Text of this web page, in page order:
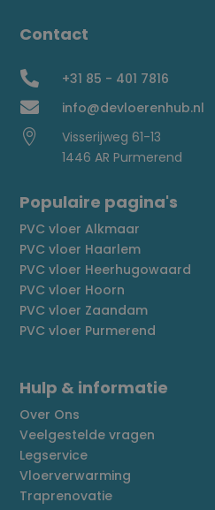
Contact
 +31 85 - 401 7816
 info@devloerenhub.nl

Visserijweg 61-13
1446 AR Purmerend
Populaire pagina's
PVC vloer Alkmaar
PVC vloer Haarlem
PVC vloer Heerhugowaard
PVC vloer Hoorn
PVC vloer Zaandam
PVC vloer Purmerend
Hulp & informatie
Over Ons
Veelgestelde vragen
Legservice
Vloerverwarming
Traprenovatie